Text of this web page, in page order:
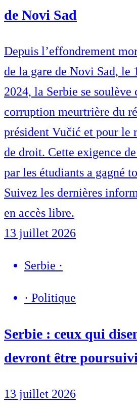
de Novi Sad
Depuis l’effondrement
de la gare de Novi Sad, le
2024, la Serbie se soulève
corruption meurtrière du
président Vučić et pour le
de droit. Cette exigence
par les étudiants a gagné
Suivez les dernières
en accès libre.
13 juillet 2026
Serbie ·
· Politique
Serbie : ceux qui
devront être
13 juillet 2026